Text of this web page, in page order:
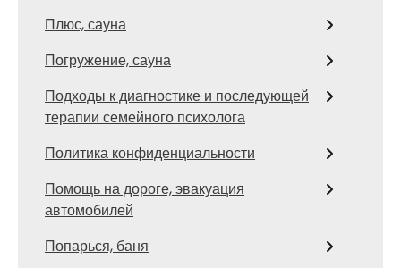
Плюс, сауна
Погружение, сауна
Подходы к диагностике и последующей
терапии семейного психолога
Политика конфиденциальности
Помощь на дороге, эвакуация
автомобилей
Попарься, баня